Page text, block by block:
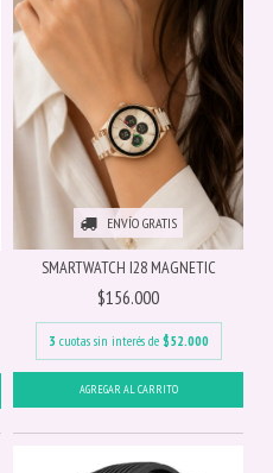
ENVÍO GRATIS
SMARTWATCH I28 MAGNETIC
$156.000
3 cuotas sin interés de $52.000